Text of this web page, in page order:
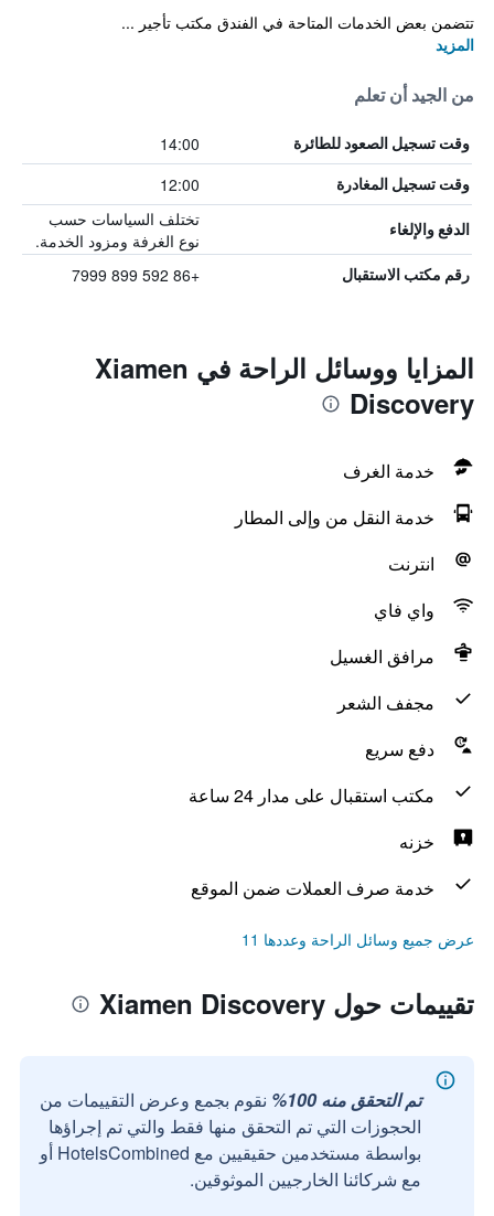
تتضمن بعض الخدمات المتاحة في الفندق مكتب تأجير ...
المزيد
من الجيد أن تعلم
وقت تسجيل الصعود للطائرة 14:00
وقت تسجيل المغادرة 12:00
الدفع والإلغاء
تختلف السياسات حسب
نوع الغرفة ومزود الخدمة.
رقم مكتب الاستقبال +86 592 899 7999
المزايا ووسائل الراحة في Xiamen
Discovery
خدمة الغرف
خدمة النقل من وإلى المطار
انترنت
واي فاي
مرافق الغسيل
مجفف الشعر
دفع سريع
مكتب استقبال على مدار 24 ساعة
خزنه
خدمة صرف العملات ضمن الموقع
عرض جميع وسائل الراحة وعددها 11
تقييمات حول Xiamen Discovery
تم التحقق منه 100%
نقوم بجمع وعرض التقييمات من
الحجوزات التي تم التحقق منها فقط والتي تم إجراؤها
بواسطة مستخدمين حقيقيين مع HotelsCombined أو
مع شركائنا الخارجيين الموثوقين.